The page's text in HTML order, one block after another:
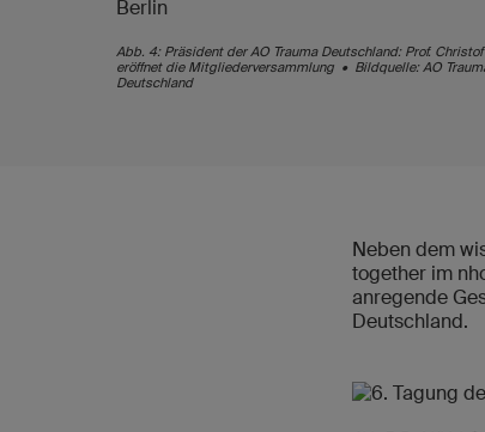
Abb. 4: Präsident der AO Trauma Deutschland: Prof.
eröffnet die Mitgliederversammlung • Bildquelle: AO
Deutschland
Neben dem
together im
anregende
Deutschland.